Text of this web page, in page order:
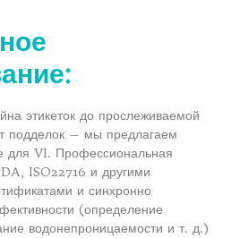
этикеток до прослеживаемой
подделок — мы предлагаем
для VI. Профессиональная
ISO22716 и другими
и синхронно
(определение
водонепроницаемости и т. д.)